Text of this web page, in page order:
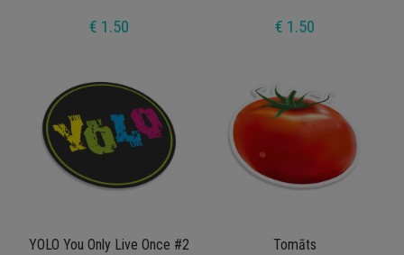
€ 1.50 € 1.50
YOLO You Only Live Once #2 Tomāts